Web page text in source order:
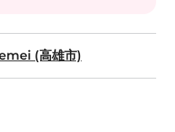
(高雄市)